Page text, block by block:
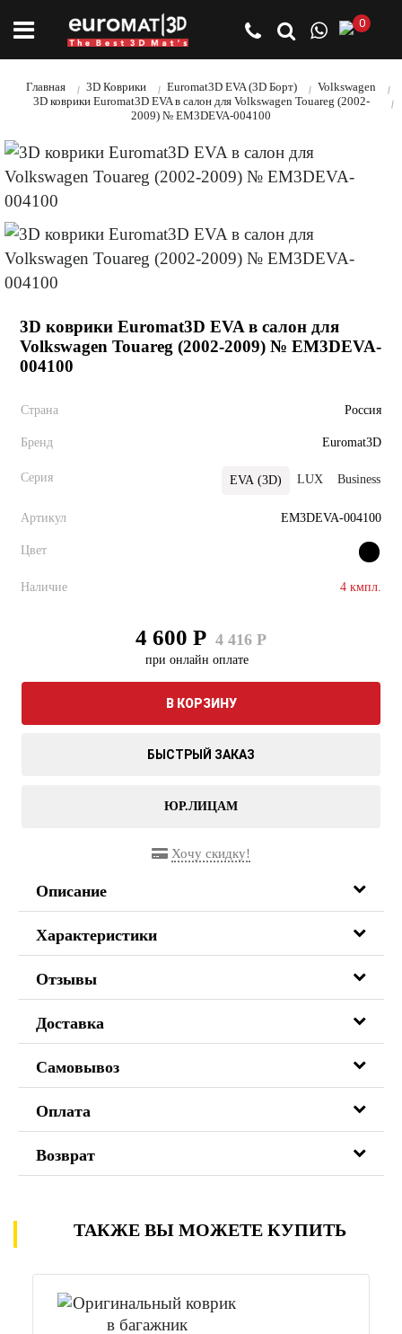
0
Главная 3D Коврики Euromat3D EVA (3D Борт)
Volkswagen
3D коврики Euromat3D EVA в салон для Volkswagen Touareg (2002-
2009) № EM3DEVA-004100
3D коврики Euromat3D EVA в салон для
Volkswagen Touareg (2002-2009) № EM3DEVA-
004100
Страна Россия
Бренд Euromat3D
Серия EVA (3D) LUX Business
Артикул EM3DEVA-004100
Цвет
Наличие 4 кмпл.
4 600 Р 4 416 Р
при онлайн оплате
В КОРЗИНУ
БЫСТРЫЙ ЗАКАЗ
ЮР.ЛИЦАМ
Хочу скидку!
Описание
Характеристики
Отзывы
Доставка
Самовывоз
Оплата
Возврат
ТАКЖЕ ВЫ МОЖЕТЕ КУПИТЬ